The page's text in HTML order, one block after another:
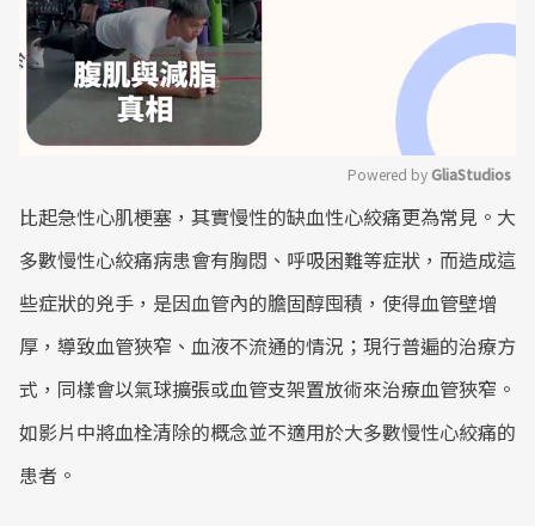
Mute
Powered by GliaStudios
比起急性心肌梗塞，其實慢性的缺血性心絞痛更為常見。大
多數慢性心絞痛病患會有胸悶、呼吸困難等症狀，而造成這
些症狀的兇手，是因血管內的膽固醇囤積，使得血管壁增
厚，導致血管狹窄、血液不流通的情況；現行普遍的治療方
式，同樣會以氣球擴張或血管支架置放術來治療血管狹窄。
如影片中將血栓清除的概念並不適用於大多數慢性心絞痛的
患者。